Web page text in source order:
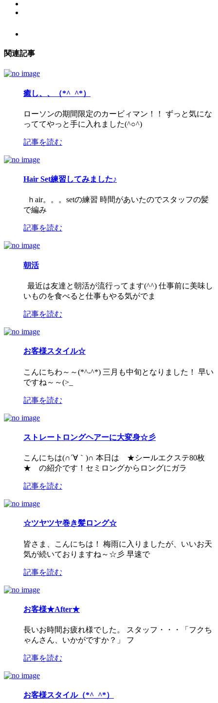
関連記事
癒し、、（*^_^*）
ローソンの期間限定のカービィマン！！ ずっと気にな
っててやっと手に入れました(^○^)
記事を読む
Hair Set練習してみました♪
ｈair。。。setの練習 時間があいたのでスタッフの髪
で編み
記事を読む
朝活
最近は友達と朝活が流行ってます(^^) 仕事前に美味し
いものを食べると仕事もやる気がでま
記事を読む
お客様スタイル☆
こんにちわ～～(*^-^*) 三月も中旬となりました！ 早い
ですね～～(>_
記事を読む
ストレートロングヘアーに大変身☆彡
こんにちは(∩´∀｀)∩ 本日は ★シールエクステ80枚
★ の紹介です！セミロングからロングにガラ
記事を読む
☆ツヤツヤ巻き髪ロング☆
皆さま、こんにちは！ 梅雨に入りましたが、いいお天
気が続いておりますね～☆彡 早速で
記事を読む
お客様★After★
長いお時間お疲れ様でした。 スタッフ・・・「フクち
ゃんさん、いかがですか？」 フ
記事を読む
お客様スタイル（*^_^*）